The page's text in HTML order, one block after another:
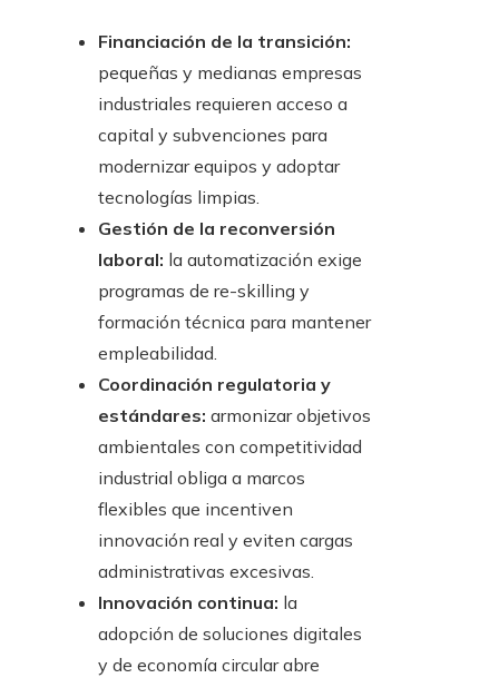
Financiación de la transición:
pequeñas y medianas empresas
industriales requieren acceso a
capital y subvenciones para
modernizar equipos y adoptar
tecnologías limpias.
Gestión de la reconversión
laboral: la automatización exige
programas de re-skilling y
formación técnica para mantener
empleabilidad.
Coordinación regulatoria y
estándares: armonizar objetivos
ambientales con competitividad
industrial obliga a marcos
flexibles que incentiven
innovación real y eviten cargas
administrativas excesivas.
Innovación continua: la
adopción de soluciones digitales
y de economía circular abre